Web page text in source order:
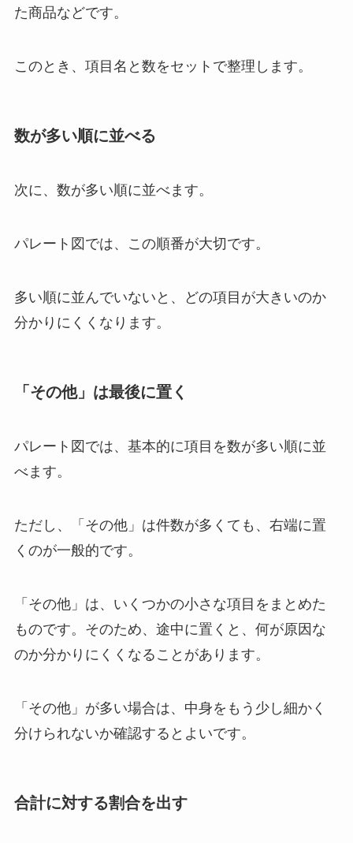
た商品などです。
このとき、項目名と数をセットで整理します。
数が多い順に並べる
次に、数が多い順に並べます。
パレート図では、この順番が大切です。
多い順に並んでいないと、どの項目が大きいのか
分かりにくくなります。
「その他」は最後に置く
パレート図では、基本的に項目を数が多い順に並
べます。
ただし、「その他」は件数が多くても、右端に置
くのが一般的です。
「その他」は、いくつかの小さな項目をまとめた
ものです。そのため、途中に置くと、何が原因な
のか分かりにくくなることがあります。
「その他」が多い場合は、中身をもう少し細かく
分けられないか確認するとよいです。
合計に対する割合を出す